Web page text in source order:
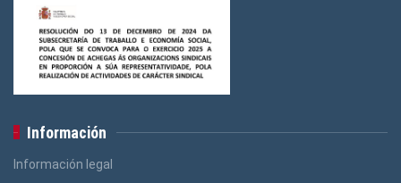
Información
Información legal